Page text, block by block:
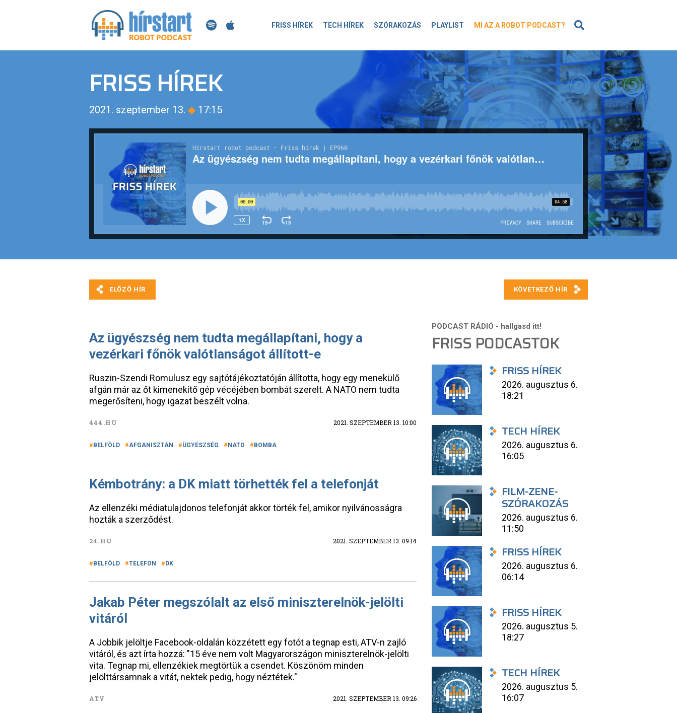
FRISS HÍREK TECH HÍREK SZÓRAKOZÁS PLAYLIST MI AZ A ROBOT PODCAST?
FRISS HÍREK
2021. szeptember 13. ◆ 17:15
Az ügyészség nem tudta megállapítani, hogy a
vezérkari főnök valótlanságot állított-e
Ruszin-Szendi Romulusz egy sajtótájékoztatóján állította, hogy egy menekülő
afgán már az őt kimenekítő gép vécéjében bombát szerelt. A NATO nem tudta
megerősíteni, hogy igazat beszélt volna.
444.HU 2021. SZEPTEMBER 13. 10:00
BELFÖLD AFGANISZTÁN ÜGYÉSZSÉG NATO BOMBA
Kémbotrány: a DK miatt törhették fel a telefonját
Az ellenzéki médiatulajdonos telefonját akkor törték fel, amikor nyilvánosságra
hozták a szerződést.
24.HU 2021. SZEPTEMBER 13. 09:14
BELFÖLD TELEFON DK
Jakab Péter megszólalt az első miniszterelnök-jelölti
vitáról
A Jobbik jelöltje Facebook-oldalán közzétett egy fotót a tegnap esti, ATV-n zajló
vitáról, és azt írta hozzá: "15 éve nem volt Magyarországon miniszterelnök-jelölti
vita. Tegnap mi, ellenzékiek megtörtük a csendet. Köszönöm minden
jelölttársamnak a vitát, nektek pedig, hogy néztétek."
ATV 2021. SZEPTEMBER 13. 09:26
FRISS PODCASTOK
FRISS HÍREK
2026. augusztus 6.
18:21
TECH HÍREK
2026. augusztus 6.
16:05
FILM-ZENE-
SZÓRAKOZÁS
2026. augusztus 6.
11:50
FRISS HÍREK
2026. augusztus 6.
06:14
FRISS HÍREK
2026. augusztus 5.
18:27
TECH HÍREK
2026. augusztus 5.
16:07